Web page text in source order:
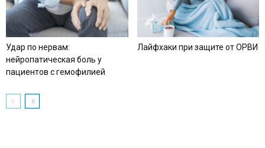
Удар по нервам:
нейропатическая боль у
пациентов с гемофилией
Лайфхаки при защите от ОРВИ